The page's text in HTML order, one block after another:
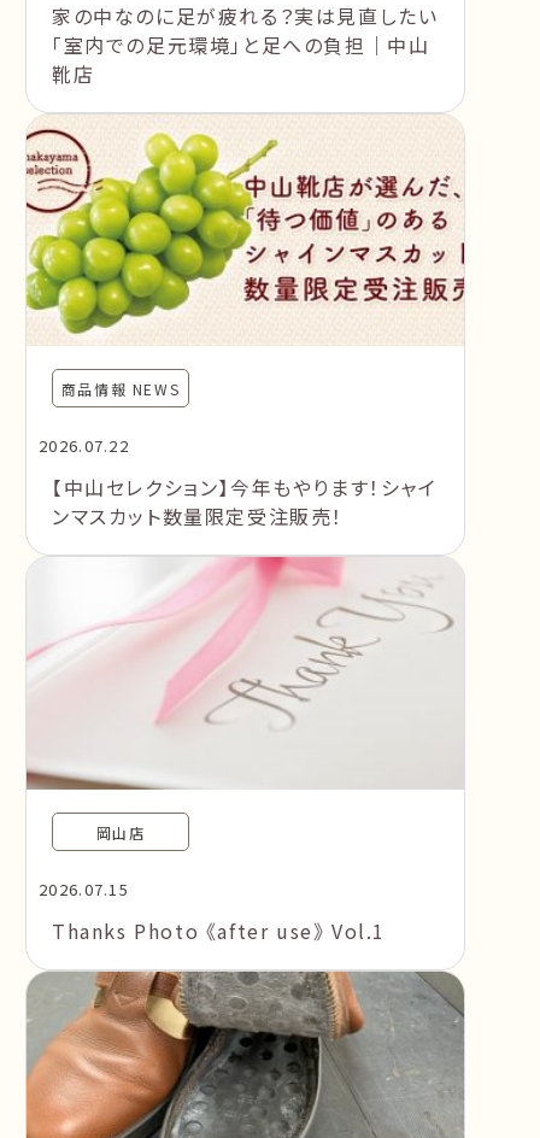
家の中なのに足が疲れる？実は見直したい
「室内での足元環境」と足への負担｜中山
靴店
商品情報 NEWS
2026.07.22
【中山セレクション】今年もやります！シャイ
ンマスカット数量限定受注販売！
岡山店
2026.07.15
Thanks Photo 《after use》 Vol.1